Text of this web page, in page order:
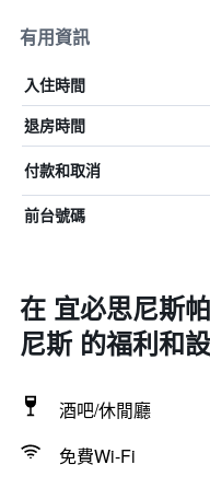
有用資訊
入住時間
退房時間
付款和取消
前台號碼
在 宜必思尼斯
尼斯 的福利和
酒吧/休閒廳
免費Wi-Fi